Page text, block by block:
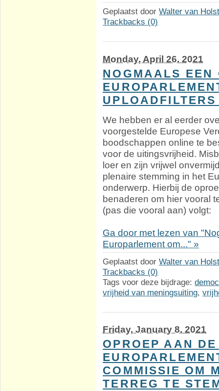
Geplaatst doorWalter van
Trackbacks (0)
Monday, April 26. 2021
NOGMAALS EEN
We hebben er al eerder
voorgestelde Europese
boodschappen online te
voor de uitingsvrijheid.
loer en zijn vrijwel
plenaire stemming in het
onderwerp. Hierbij de
benaderen om hier vooral
(pas die vooral aan) volgt:
Ga door met lezen van
Europarlement om..." »
Geplaatst doorWalter van
Trackbacks (0)
Tags voor deze bijdrage:
vrijheid van meningsuiting,
Friday, January 8. 2021
OPROEP AAN
COMMISSIE OM
TERREG TE